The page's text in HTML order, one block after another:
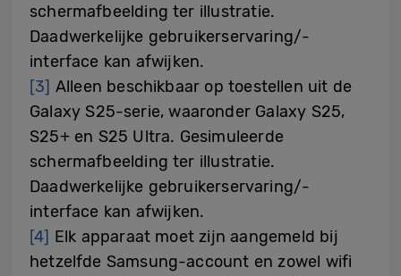
schermafbeelding ter illustratie.
Daadwerkelijke gebruikerservaring/-
interface kan afwijken.
[3] Alleen beschikbaar op toestellen uit de
Galaxy S25-serie, waaronder Galaxy S25,
S25+ en S25 Ultra. Gesimuleerde
schermafbeelding ter illustratie.
Daadwerkelijke gebruikerservaring/-
interface kan afwijken.
[4] Elk apparaat moet zijn aangemeld bij
hetzelfde Samsung-account en zowel wifi